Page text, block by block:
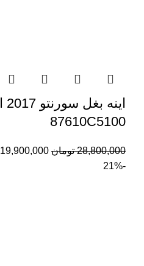
87610C5100
28,800,000 تومان 19,900,000
-21%